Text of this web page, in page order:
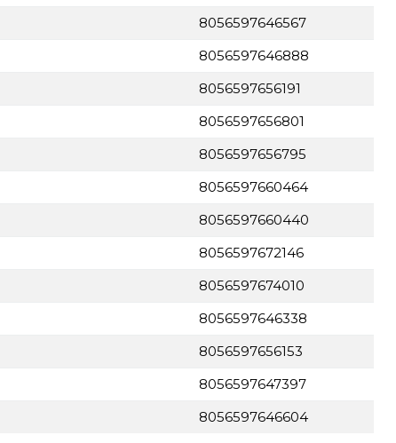
8056597646567
8056597646888
8056597656191
8056597656801
8056597656795
8056597660464
8056597660440
8056597672146
8056597674010
8056597646338
8056597656153
8056597647397
8056597646604